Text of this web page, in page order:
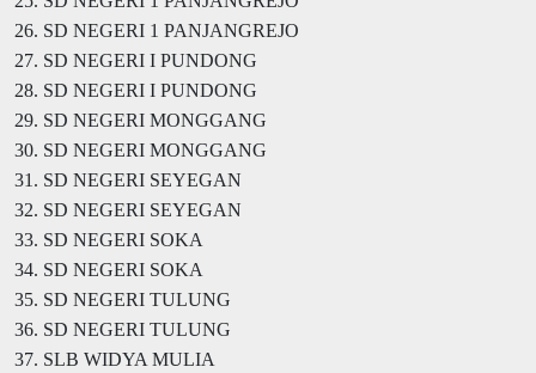
26. SD NEGERI 1 PANJANGREJO
27. SD NEGERI I PUNDONG
28. SD NEGERI I PUNDONG
29. SD NEGERI MONGGANG
30. SD NEGERI MONGGANG
31. SD NEGERI SEYEGAN
32. SD NEGERI SEYEGAN
33. SD NEGERI SOKA
34. SD NEGERI SOKA
35. SD NEGERI TULUNG
36. SD NEGERI TULUNG
37. SLB WIDYA MULIA